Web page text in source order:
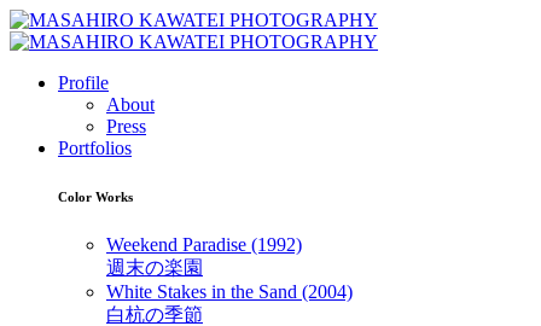
Profile
About
Press
Portfolios
Color Works
Weekend Paradise (1992)
週末の楽園
White Stakes in the Sand (2004)
白杭の季節